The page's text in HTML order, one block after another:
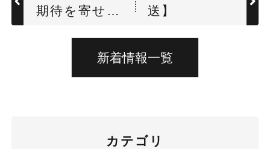
期待を寄せ
送】
新着情報一覧
カテゴリ